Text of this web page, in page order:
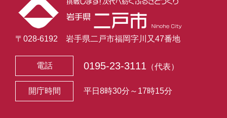
〒028-6192 岩手県二戸市福岡字川又47番地
電話 0195-23-3111 （代表）
開庁時間 平日8時30分～17時15分